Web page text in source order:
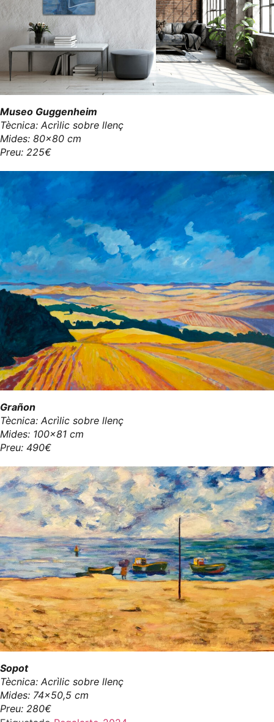
Museo Guggenheim
Tècnica: Acrìlic sobre llenç
Mides: 80x80 cm
Preu: 225€
Grañon
Tècnica: Acrìlic sobre llenç
Mides: 100x81 cm
Preu: 490€
Sopot
Tècnica: Acrìlic sobre llenç
Mides: 74x50,5 cm
Preu: 280€